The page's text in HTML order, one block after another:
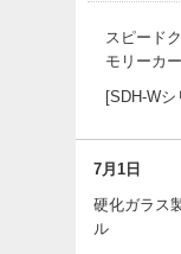
スピード
モリーカ
[SDH-Wシ
7月1日
硬化ガラス
ル